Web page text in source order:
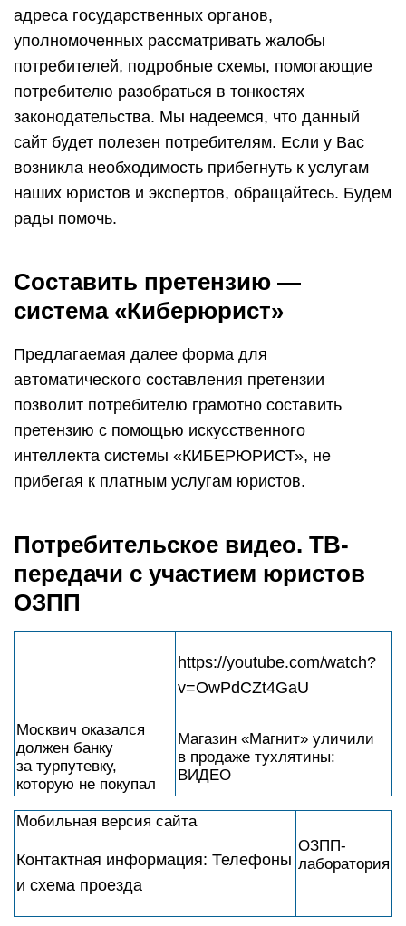
адреса государственных органов,
уполномоченных рассматривать жалобы
потребителей, подробные схемы, помогающие
потребителю разобраться в тонкостях
законодательства. Мы надеемся, что данный
сайт будет полезен потребителям. Если у Вас
возникла необходимость прибегнуть к услугам
наших юристов и экспертов, обращайтесь. Будем
рады помочь.
Составить претензию —
система «Киберюрист»
Предлагаемая далее форма для
автоматического составления претензии
позволит потребителю грамотно составить
претензию с помощью искусственного
интеллекта системы «КИБЕРЮРИСТ», не
прибегая к платным услугам юристов.
Потребительское видео. ТВ-
передачи с участием юристов
ОЗПП
https://youtube.com/watch?
v=OwPdCZt4GaU
Москвич оказался
должен банку
за турпутевку,
которую не покупал
Магазин «Магнит» уличили
в продаже тухлятины:
ВИДЕО
Мобильная версия сайта
Контактная информация: Телефоны
и схема проезда
ОЗПП-
лаборатория